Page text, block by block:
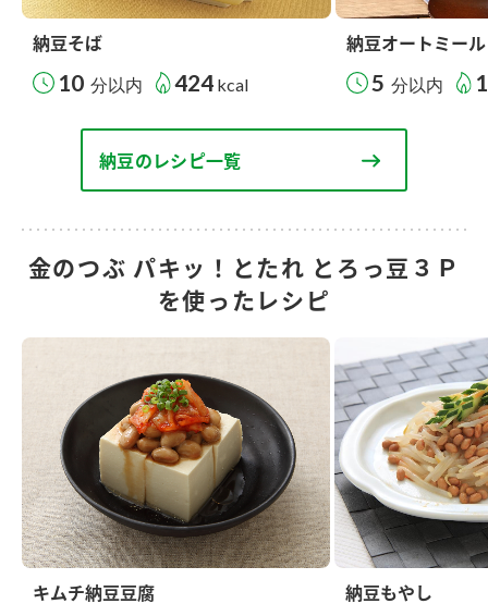
納豆そば
10 分以内 424 kcal
納豆オートミール
5 分以内
納豆のレシピ一覧
金のつぶ パキッ！とたれ とろっ豆３Ｐ
を使ったレシピ
キムチ納豆豆腐 納豆もやし